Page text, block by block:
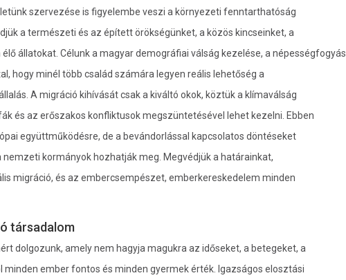
szervezése is figyelembe veszi a környezeti fenntarthatóság
a természeti és az épített örökségünket, a közös kincseinket, a
élő állatokat. Célunk a magyar demográfiai válság kezelése, a népességfogyás
hogy minél több család számára legyen reális lehetőség a
A migráció kihívását csak a kiváltó okok, köztük a klímaválság
és az erőszakos konfliktusok megszüntetésével lehet kezelni. Ebben
együttműködésre, de a bevándorlással kapcsolatos döntéseket
nemzeti kormányok hozhatják meg. Megvédjük a határainkat,
migráció, és az embercsempészet, emberkereskedelem minden
társadalom
dolgozunk, amely nem hagyja magukra az időseket, a betegeket, a
minden ember fontos és minden gyermek érték. Igazságos elosztási